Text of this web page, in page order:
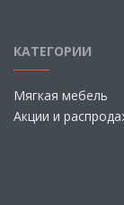
КАТЕГОРИИ
Мягкая мебель
Акции и